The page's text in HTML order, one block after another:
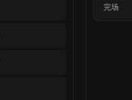
完场